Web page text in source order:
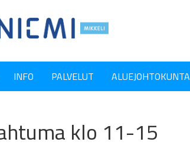
INFO PALVELUT ALUEJOHTOKUNTA
klo 11-15